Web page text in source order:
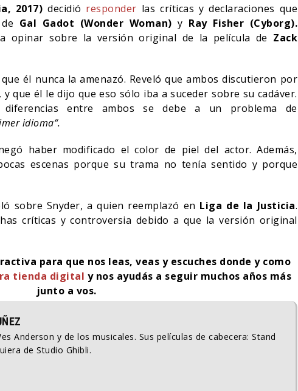
2017)decidió responder las críticas y declaraciones que
Gal Gadot (Wonder Woman)y Ray Fisher (Cyborg).
opinar sobre la versión original de la película de Zack
él nunca la amenazó. Reveló que ambos discutieron por
que él le dijo que eso sólo iba a suceder sobre su cadáver.
entre ambos se debe a un problema de
idioma“.
haber modificado el color de piel del actor. Además,
escenas porque su trama no tenía sentido y porque
sobre Snyder, a quien reemplazó en Liga de la Justicia.
críticas y controversia debido a que la versión original
para que nos leas, veas y escuches donde y como
tienda digital y nos ayudás a seguir muchos años más
junto a vos.
Anderson y de los musicales. Sus películas de cabecera: Stand
de Studio Ghibli.
CINE 08/08/2026 07/08/2026